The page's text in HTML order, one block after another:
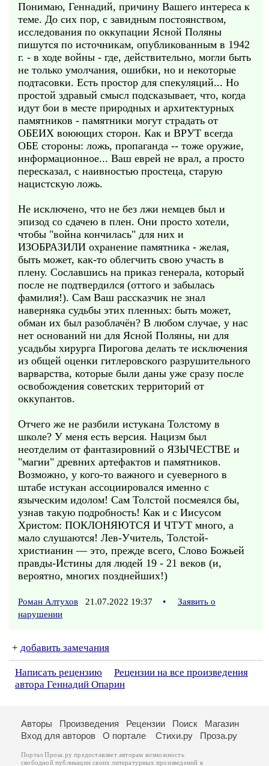
Понимаю, Геннадий, причину Вашего интереса к
теме. До сих пор, с завидным постоянством,
исследования по оккупации Ясной Поляны
пишутся по источникам, опубликованным в 1942
г. - в ходе войны - где, действительно, могли быть
не только умолчания, ошибки, но и некоторые
подтасовки. Есть простор для спекуляций... Но
простой здравый смысл подсказывает, что, когда
идут бои в месте природных и архитектурных
памятников - памятники могут страдать от
ОБЕИХ воюющих сторон. Как и ВРУТ всегда
ОБЕ стороны: ложь, пропаганда -- тоже оружие,
информационное... Ваш еврей не врал, а просто
пересказал, с наивностью простеца, старую
нацистскую ложь.
Не исключено, что не без лжи немцев был и
эпизод со сдачею в плен. Они просто хотели,
чтобы "война кончилась" для них и
ИЗОБРАЗИЛИ охранение памятника - желая,
быть может, как-то облегчить свою участь в
плену. Сославшись на приказ генерала, который
после не подтвердился (оттого и забылась
фамилия!). Сам Ваш рассказчик не знал
наверняка судьбы этих пленных: быть может,
обман их был разоблачён? В любом случае, у нас
нет оснований ни для Ясной Поляны, ни для
усадьбы хирурга Пирогова делать те исключения
из общей оценки гитлеровского разрушительного
варварства, которые были даны уже сразу после
освобождения советских территорий от
оккупантов.
Отчего же не разбили истукана Толстому в
школе? У меня есть версия. Нацизм был
неотделим от фантазировний о ЯЗЫЧЕСТВЕ и
"магии" древних артефактов и памятников.
Возможно, у кого-то важного и суеверного в
штабе истукан ассоциировался именно с
языческим идолом! Сам Толстой посмеялся бы,
узнав такую подробность! Как и с Иисусом
Христом: ПОКЛОНЯЮТСЯ И ЧТУТ много, а
мало слушаются! Лев-Учитель, Толстой-
христианин — это, прежде всего, Слово Божьей
правды-Истины для людей 19 - 21 веков (и,
вероятно, многих позднейших!)
Роман Алтухов 21.07.2022 19:37 •
Заявить о
нарушении
+ добавить замечания
Написать рецензию
Рецензии на все произведения
автора Геннадий Опарин
Авторы Произведения Рецензии Поиск
Магазин
Вход для авторов
О портале Стихи.ру Проза.ру
Портал Проза.ру предоставляет авторам возможность
свободной публикации своих литературных произведений в